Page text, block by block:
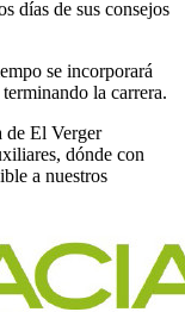
días de sus consejos
se incorporará
la carrera.
de El Verger
dónde con
a nuestros